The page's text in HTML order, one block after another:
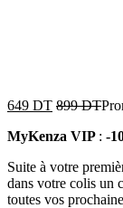
649 DT 899DT
MyKenza VIP : -
Suite à votre
dans votre colis un
toutes vos